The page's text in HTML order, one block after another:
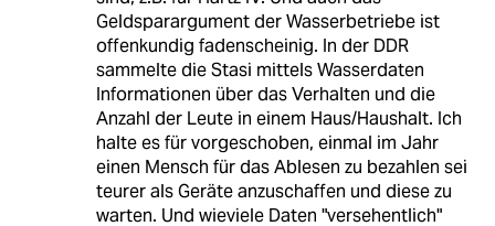
Geldsparargument der Wasserbetriebe ist
offenkundig fadenscheinig. In der DDR
sammelte die Stasi mittels Wasserdaten
Informationen über das Verhalten und die
Anzahl der Leute in einem Haus/Haushalt. Ich
halte es für vorgeschoben, einmal im Jahr
einen Mensch für das Ablesen zu bezahlen sei
teurer als Geräte anzuschaffen und diese zu
warten. Und wieviele Daten "versehentlich"